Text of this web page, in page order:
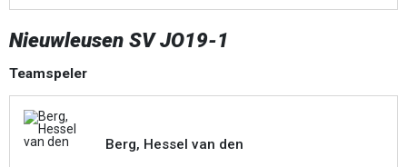
Nieuwleusen SV JO19-1
Teamspeler
Berg, Hessel van den